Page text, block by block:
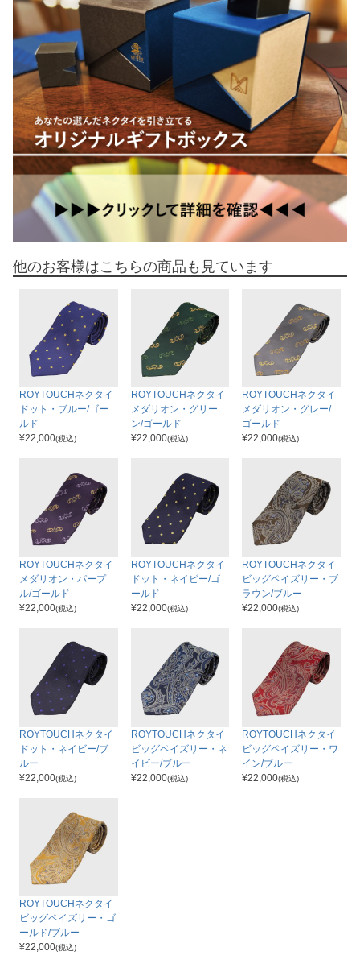
他のお客様はこちらの商品も見ています
ROYTOUCHネクタイ
ドット・ブルー/ゴー
ルド
¥22,000(税込)
ROYTOUCHネクタイ
メダリオン・グリー
ン/ゴールド
¥22,000(税込)
ROYTOUCHネクタイ
メダリオン・グレー/
ゴールド
¥22,000(税込)
ROYTOUCHネクタイ
メダリオン・パープ
ル/ゴールド
¥22,000(税込)
ROYTOUCHネクタイ
ドット・ネイビー/ゴ
ールド
¥22,000(税込)
ROYTOUCHネクタイ
ビッグペイズリー・ブ
ラウン/ブルー
¥22,000(税込)
ROYTOUCHネクタイ
ドット・ネイビー/ブ
ルー
¥22,000(税込)
ROYTOUCHネクタイ
ビッグペイズリー・ネ
イビー/ブルー
¥22,000(税込)
ROYTOUCHネクタイ
ビッグペイズリー・ワ
イン/ブルー
¥22,000(税込)
ROYTOUCHネクタイ
ビッグペイズリー・ゴ
ールド/ブルー
¥22,000(税込)